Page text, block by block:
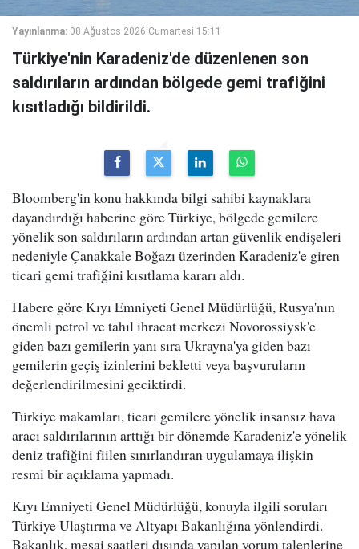
Yayınlanma: 08 Ağustos 2026 Cumartesi 15:11
Türkiye'nin Karadeniz'de düzenlenen son
saldırıların ardından bölgede gemi trafiğini
kısıtladığı bildirildi.
Bloomberg'in konu hakkında bilgi sahibi kaynaklara
dayandırdığı haberine göre Türkiye, bölgede gemilere
yönelik son saldırıların ardından artan güvenlik endişeleri
nedeniyle Çanakkale Boğazı üzerinden Karadeniz'e giren
ticari gemi trafiğini kısıtlama kararı aldı.
Habere göre Kıyı Emniyeti Genel Müdürlüğü, Rusya'nın
önemli petrol ve tahıl ihracat merkezi Novorossiysk'e
giden bazı gemilerin yanı sıra Ukrayna'ya giden bazı
gemilerin geçiş izinlerini bekletti veya başvuruların
değerlendirilmesini geciktirdi.
Türkiye makamları, ticari gemilere yönelik insansız hava
aracı saldırılarının arttığı bir dönemde Karadeniz'e yönelik
deniz trafiğini fiilen sınırlandıran uygulamaya ilişkin
resmi bir açıklama yapmadı.
Kıyı Emniyeti Genel Müdürlüğü, konuyla ilgili soruları
Türkiye Ulaştırma ve Altyapı Bakanlığına yönlendirdi.
Bakanlık, mesai saatleri dışında yapılan yorum taleplerine